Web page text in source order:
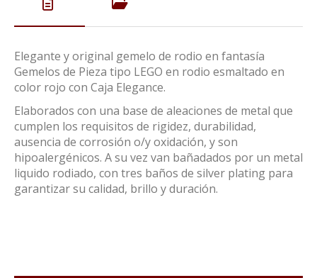
Elegante y original gemelo de rodio en fantasía
Gemelos de Pieza tipo LEGO en rodio esmaltado en
color rojo con Caja Elegance.
Elaborados con una base de aleaciones de metal que
cumplen los requisitos de rigidez, durabilidad,
ausencia de corrosión o/y oxidación, y son
hipoalergénicos. A su vez van bañadados por un metal
liquido rodiado, con tres baños de silver plating para
garantizar su calidad, brillo y duración.